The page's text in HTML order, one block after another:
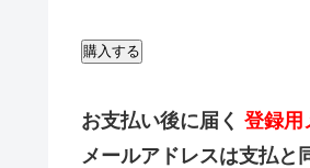
購入する
お支払い後に届く 登録用
メールアドレスは支払と